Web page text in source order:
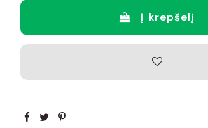
Į krepšelį